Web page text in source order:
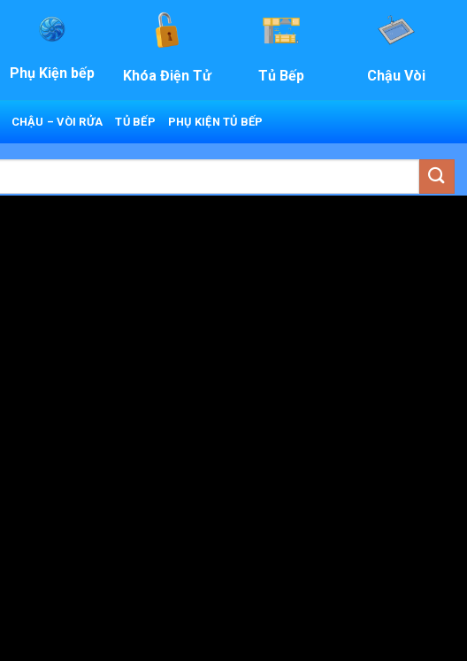
Phụ Kiện bếp Khóa Điện Tử Tủ Bếp Chậu Vòi
CHẬU – VÒI RỬA TỦ BẾP PHỤ KIỆN TỦ BẾP